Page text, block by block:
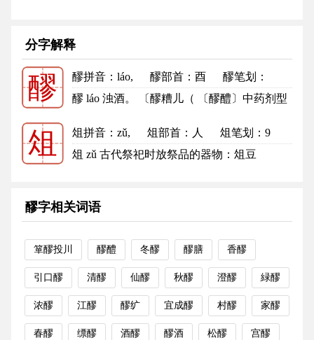
分字解释
醪 醪拼音 ：láo, 醪部首 ：酉
醪笔划：
18
醪的笔顺
醪 láo 浊酒。 〔醪糟儿（ 〔醪醴〕中药剂型
俎 俎拼音 ：zǔ, 俎部首 ：人
俎笔划：9
俎的笔顺
俎 zǔ 古代祭祀时放祭品的器物：俎豆
醪字相关词语
箪醪投川 醪醴 冬醪 醪膳 香醪
引口醪 清醪 仙醪 秋醪 澄醪 緑醪
浓醪 江醪 醪纩 宜成醪 村醪 家醪
春醪 缥醪 酒醪 醪酒 松醪 宫醪